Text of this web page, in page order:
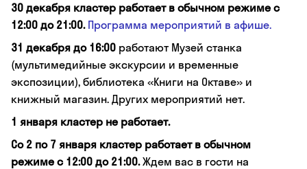
30 декабря кластер работает в обычном режиме с
12:00 до 21:00. Программа мероприятий в афише.
31 декабря до 16:00 работают Музей станка
(мультимедийные экскурсии и временные
экспозиции), библиотека «Книги на Октаве» и
книжный магазин. Других мероприятий нет.
1 января кластер не работает.
Со 2 по 7 января кластер работает в обычном
режиме с 12:00 до 21:00.Ждем вас в гости на